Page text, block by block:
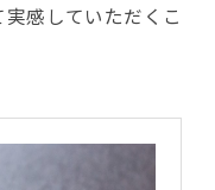
感していただくこ